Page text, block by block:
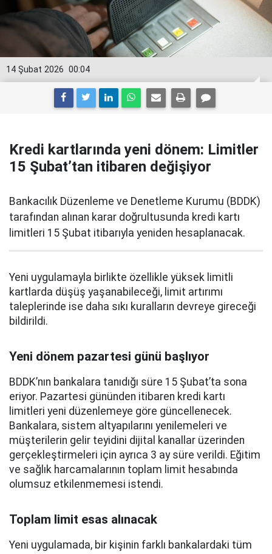
00:04
14 Şubat 2026
Kredi kartlarında yeni dönem: Limitler
15 Şubat’tan itibaren değişiyor
Bankacılık Düzenleme ve Denetleme Kurumu (BDDK)
tarafından alınan karar doğrultusunda kredi kartı
limitleri 15 Şubat itibarıyla yeniden hesaplanacak.
Yeni uygulamayla birlikte özellikle yüksek limitli
kartlarda düşüş yaşanabileceği, limit artırımı
taleplerinde ise daha sıkı kuralların devreye gireceği
bildirildi.
Yeni dönem pazartesi günü başlıyor
BDDK’nın bankalara tanıdığı süre 15 Şubat’ta sona
eriyor. Pazartesi gününden itibaren kredi kartı
limitleri yeni düzenlemeye göre güncellenecek.
Bankalara, sistem altyapılarını yenilemeleri ve
müşterilerin gelir teyidini dijital kanallar üzerinden
gerçekleştirmeleri için ayrıca 3 ay süre verildi. Eğitim
ve sağlık harcamalarının toplam limit hesabında
olumsuz etkilenmemesi istendi.
Toplam limit esas alınacak
Yeni uygulamada, bir kişinin farklı bankalardaki tüm